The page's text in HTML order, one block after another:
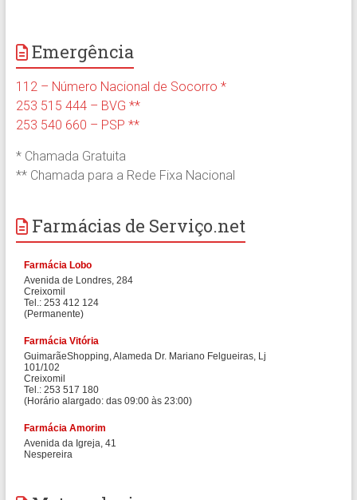
Emergência
112 – Número Nacional de Socorro *
253 515 444 – BVG **
253 540 660 – PSP **
* Chamada Gratuita
** Chamada para a Rede Fixa Nacional
Farmácias de Serviço.net